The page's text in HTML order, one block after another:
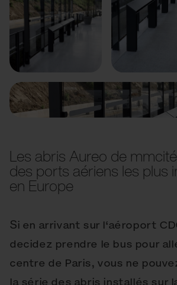
Précédent
Les abris Aureo de
des ports aériens les plus
en Europe
Si en arrivant sur l‘aéroport
decidez prendre le bus pour
centre de Paris, vous ne
la série des abris installés sur